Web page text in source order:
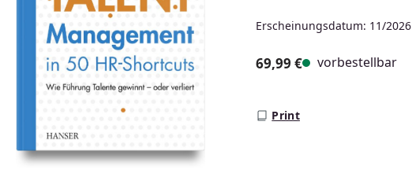
Erscheinungsdatum: 11/2026
69,99 € vorbestellbar
Print